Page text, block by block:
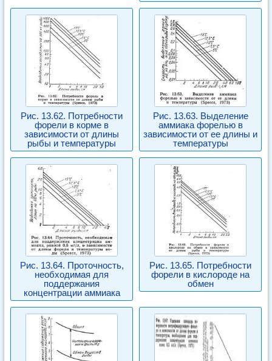
Рис. 13.62. Потребности
форели в корме в
зависимости от длины
рыбы и температуры
Рис. 13.63. Выделение
аммиака форелью в
зависимости от ее длины и
температуры
Рис. 13.64. Проточность,
необходимая для
поддержания
концентрации аммиака
Рис. 13.65. Потребности
форели в кислороде на
обмен